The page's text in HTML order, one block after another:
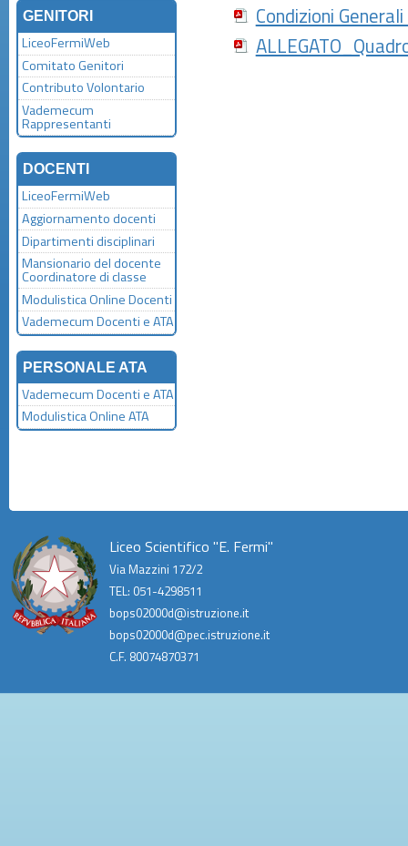
GENITORI
LiceoFermiWeb
Comitato Genitori
Contributo Volontario
Vademecum
Rappresentanti
DOCENTI
LiceoFermiWeb
Aggiornamento docenti
Dipartimenti disciplinari
Mansionario del docente
Coordinatore di classe
Modulistica Online Docenti
Vademecum Docenti e ATA
PERSONALE ATA
Vademecum Docenti e ATA
Modulistica Online ATA
Condizioni
Liceo Scientifico "E. Fermi"
Via Mazzini 172/2
TEL: 051-4298511
bops02000d@istruzione.it
bops02000d@pec.istruzione.it
C.F. 80074870371